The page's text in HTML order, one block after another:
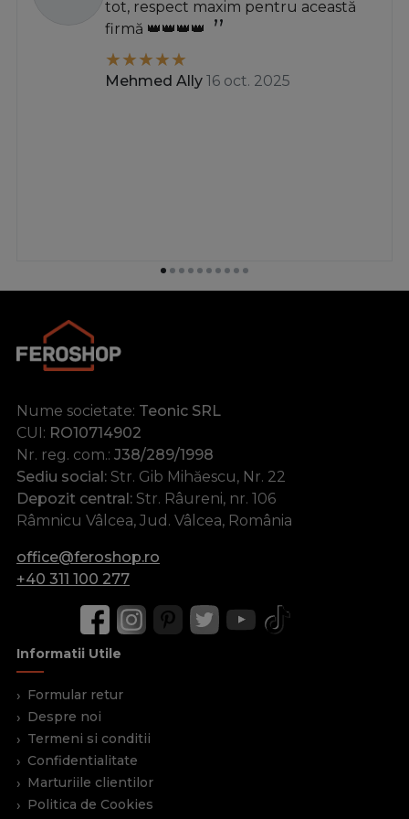
tot, respect maxim pentru această
firmă 👑👑👑👑
Mehmed Ally 16 oct. 2025
Nume societate: Teonic SRL
CUI: RO10714902
Nr. reg. com.: J38/289/1998
Sediu social: Str. Gib Mihăescu, Nr. 22
Depozit central: Str. Râureni, nr. 106
Râmnicu Vâlcea, Jud. Vâlcea, România
office@feroshop.ro
+40 311 100 277
Informatii Utile
Formular retur
Despre noi
Termeni si conditii
Confidentialitate
Marturiile clientilor
Politica de Cookies